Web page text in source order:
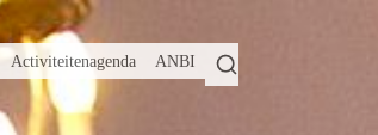
Activiteitenagenda ANBI